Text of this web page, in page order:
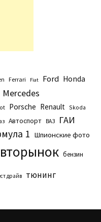
Ferrari Fiat Ford Honda
Mercedes
Porsche Renault Skoda
Автоспорт ВАЗ ГАИ
1 Шпионские фото
бензин
драйв тюнинг